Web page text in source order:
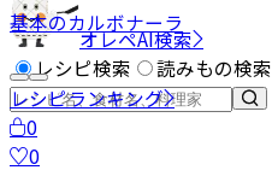
オレペAI検索
レシピ検索
読みもの検索
0
0
基本のカルボナーラ
レシピランキング